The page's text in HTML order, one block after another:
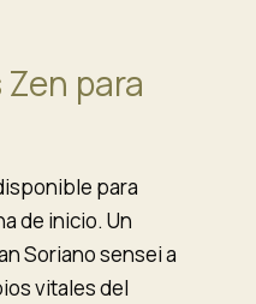
para
para
de inicio. Un
Soriano sensei a
vitales del